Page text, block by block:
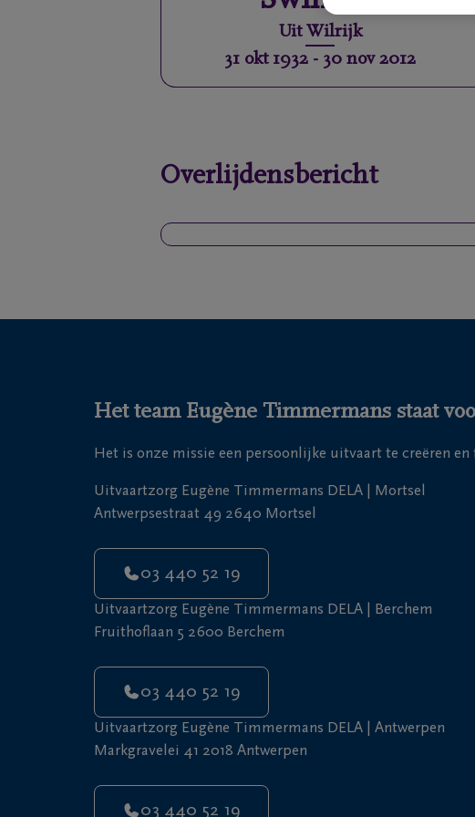
Uit Wilrijk
31 okt 1932 - 30 nov 2012
Overlijdensbericht
Het team Eugène Timmermans staat
Het is onze missie een persoonlijke uitvaart te creëren
Uitvaartzorg Eugène Timmermans DELA | Mortsel
Antwerpsestraat 49 2640 Mortsel
03 440 52 19
Uitvaartzorg Eugène Timmermans DELA | Berchem
Fruithoflaan 5 2600 Berchem
03 440 52 19
Uitvaartzorg Eugène Timmermans DELA | Antwerpen
Markgravelei 41 2018 Antwerpen
03 440 52 19